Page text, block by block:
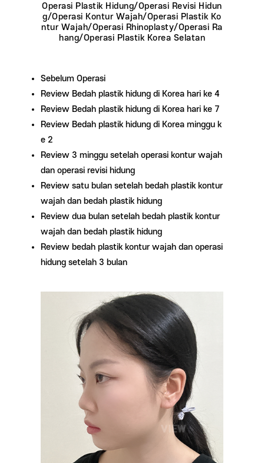
Operasi Plastik Hidung/Operasi Revisi Hidun
g/Operasi Kontur Wajah/Operasi Plastik Ko
ntur Wajah/Operasi Rhinoplasty/Operasi Ra
hang/Operasi Plastik Korea Selatan
Sebelum Operasi
Review Bedah plastik hidung di Korea hari ke 4
Review Bedah plastik hidung di Korea hari ke 7
Review Bedah plastik hidung di Korea minggu k
e 2
Review 3 minggu setelah operasi kontur wajah
dan operasi revisi hidung
Review satu bulan setelah bedah plastik kontur
wajah dan bedah plastik hidung
Review dua bulan setelah bedah plastik kontur
wajah dan bedah plastik hidung
Review bedah plastik kontur wajah dan operasi
hidung setelah 3 bulan